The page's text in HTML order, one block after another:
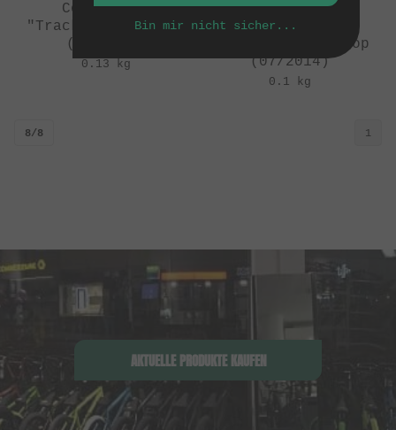
Conspiracy
"Tracker" Tank Top
(04/2013)
0.13 kg
Conspiracy X
kunstform
"Collabo" Tank Top
(07/2014)
0.1 kg
8/8 1
AKTUELLE PRODUKTE KAUFEN
Bin mir nicht sicher...